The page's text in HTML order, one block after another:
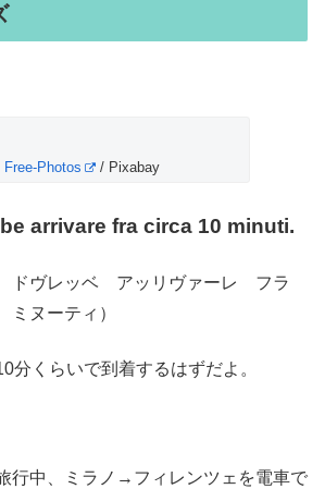
Free-Photos / Pixabay
arrivare fra circa 10 minuti.
ドヴレッベ アッリヴァーレ フラ
ヌーティ）
分くらいで到着するはずだよ。
行中、ミラノ→フィレンツェを電車で